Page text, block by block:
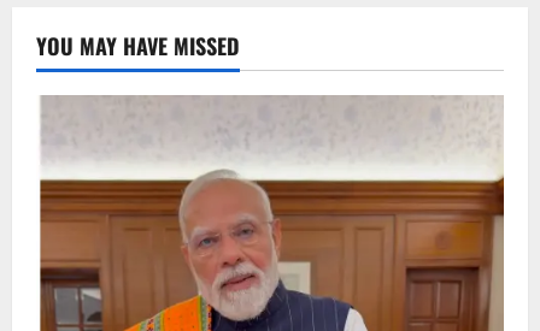
YOU MAY HAVE MISSED